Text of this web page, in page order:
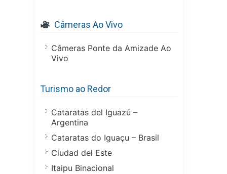
Câmeras Ao Vivo
Câmeras Ponte da Amizade Ao
Vivo
Turismo ao Redor
Cataratas del Iguazú –
Argentina
Cataratas do Iguaçu – Brasil
Ciudad del Este
Itaipu Binacional